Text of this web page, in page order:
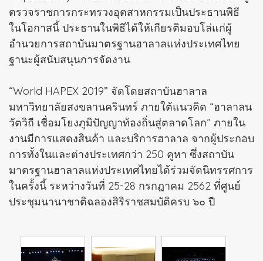
ตรวจราชการกระทรวงอุตสาหกรรมเป็นประธานพิธี
ในโอกาสนี้ ประธานในพิธีได้ให้เกียรติมอบโล่แก่ผู้
อำนวยการสถาบันมาตรฐานฮาลาลแห่งประเทศไทย
ฐานะผู้สนับสนุนการจัดงาน
“World HAPEX 2019” จัดโดยสถาบันฮาลาล
มหาวิทยาลัยสงขลานครินทร์ ภายใต้แนวคิด “ฮาลาลน
วัตวิถี เชื่อมโยงภูมิปัญญาท้องถิ่นสู่ตลาดโลก” ภายใน
งานมีการแสดงสินค้า และบริการฮาลาล จากผู้ประกอบ
การทั้งในและต่างประเทศกว่า 250 คูหา ซึ่งสถาบัน
มาตรฐานฮาลาลแห่งประเทศไทยได้ร่วมจัดนิทรรศการ
ในครั้งนี้ ระหว่างวันที่ 25-28 กรกฎาคม 2562 ที่ศูนย์
ประชุมนานาชาติฉลองสิริราชสมบัติครบ ๖๐ ปี